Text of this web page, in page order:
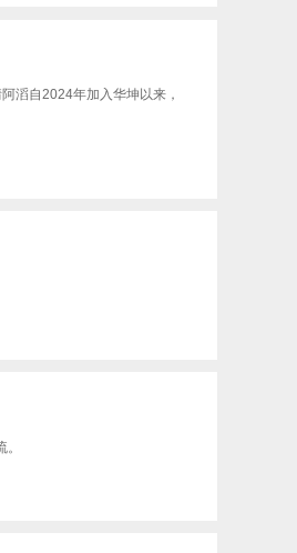
滔自2024年加入华坤以来，